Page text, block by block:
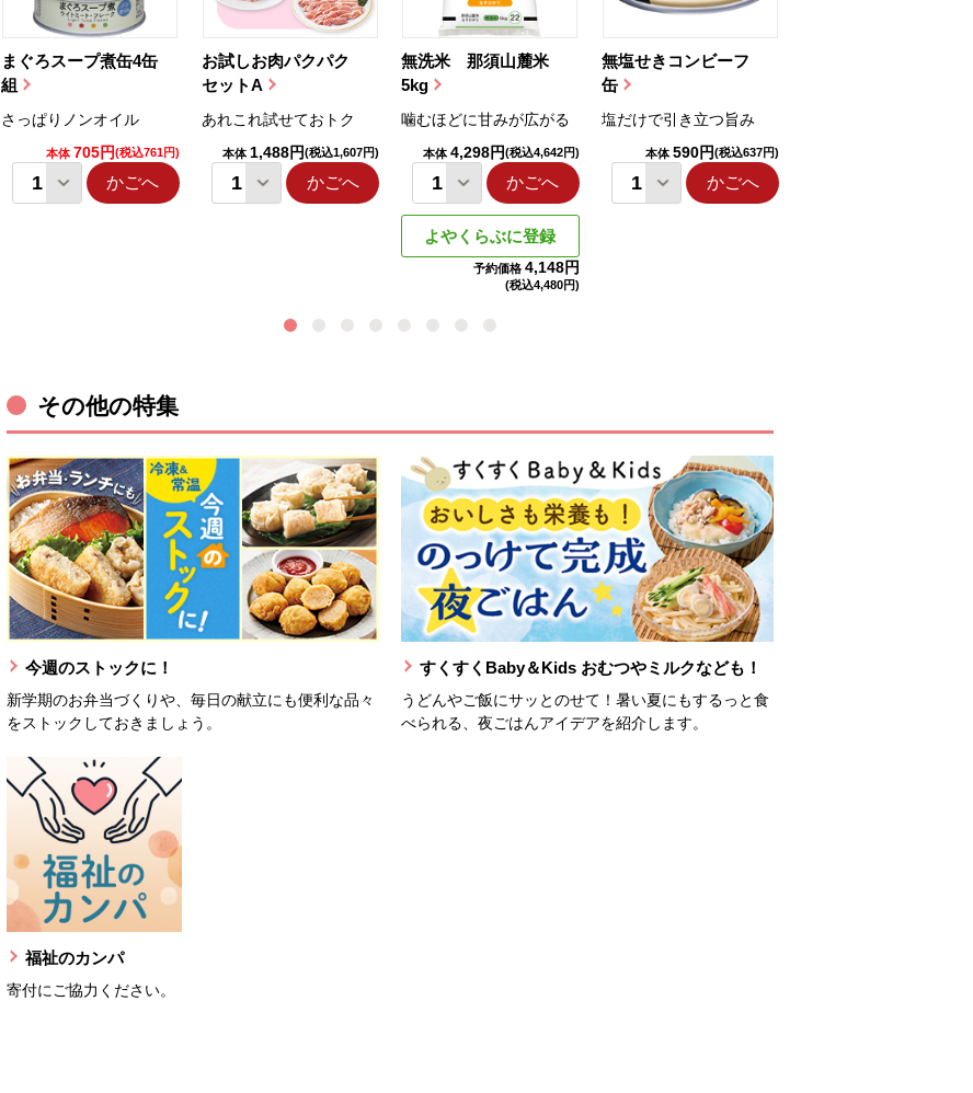
まぐろスープ煮缶4缶
組
さっぱりノンオイル
本体 705円(税込761円)
かごへ
お試しお肉パクパク
セットA
あれこれ試せておトク
本体 1,488円(税込1,607円)
かごへ
無洗米 那須山麓米
5kg
噛むほどに甘みが広がる
本体 4,298円(税込4,642円)
かごへ
よやくらぶに登録
予約価格 4,148円
(税込4,480円)
無塩せきコンビーフ
缶
塩だけで引き立つ旨み
本体 590円(税込637円)
かごへ
その他の特集
今週のストックに！
新学期のお弁当づくりや、毎日の献立にも便利な品々
をストックしておきましょう。
すくすくBaby＆Kids おむつやミルクなども！
うどんやご飯にサッとのせて！暑い夏にもするっと食
べられる、夜ごはんアイデアを紹介します。
福祉のカンパ
寄付にご協力ください。